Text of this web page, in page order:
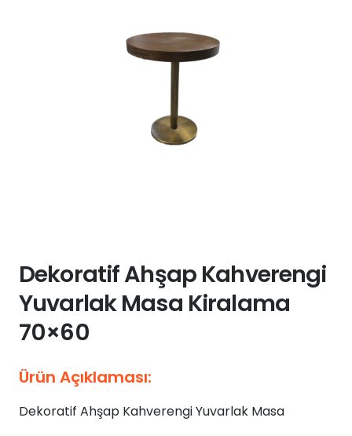
Dekoratif Ahşap Kahverengi
Yuvarlak Masa Kiralama
70×60
Ürün Açıklaması:
Dekoratif Ahşap Kahverengi Yuvarlak Masa